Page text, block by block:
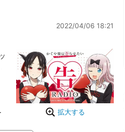
2022/04/06 18:21
拡大する